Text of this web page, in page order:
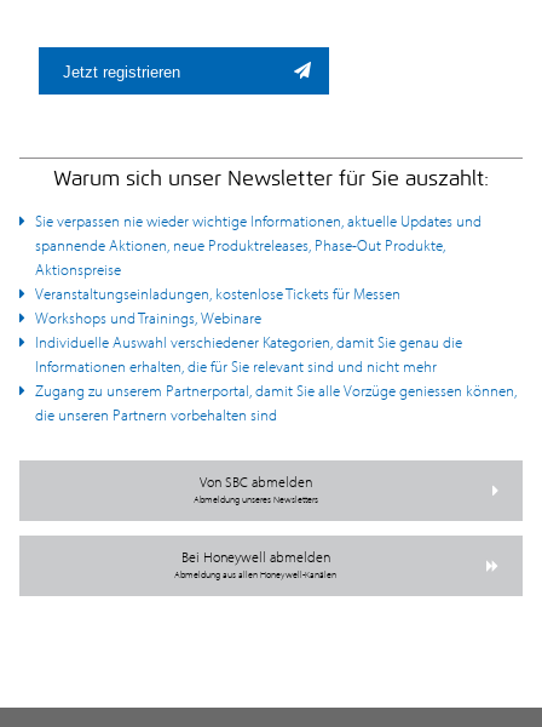
Jetzt registrieren
Warum sich unser Newsletter für Sie auszahlt:
Sie verpassen nie wieder wichtige Informationen, aktuelle Updates und
spannende Aktionen, neue Produktreleases, Phase-Out Produkte,
Aktionspreise
Veranstaltungseinladungen, kostenlose Tickets für Messen
Workshops und Trainings, Webinare
Individuelle Auswahl verschiedener Kategorien, damit Sie genau die
Informationen erhalten, die für Sie relevant sind und nicht mehr
Zugang zu unserem Partnerportal, damit Sie alle Vorzüge geniessen können,
die unseren Partnern vorbehalten sind
Von SBC abmelden
Abmeldung unseres Newsletters
Bei Honeywell abmelden
Abmeldung aus allen Honeywell-Kanälen